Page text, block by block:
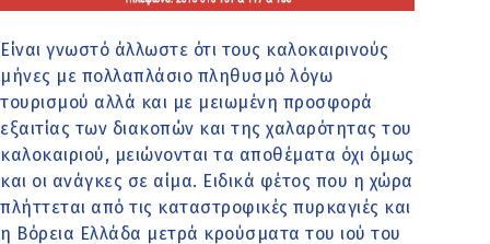
Είναι γνωστό άλλωστε ότι τους καλοκαιρινούς
μήνες με πολλαπλάσιο πληθυσμό λόγω
τουρισμού αλλά και με μειωμένη προσφορά
εξαιτίας των διακοπών και της χαλαρότητας του
καλοκαιριού, μειώνονται τα αποθέματα όχι όμως
και οι ανάγκες σε αίμα. Ειδικά φέτος που η χώρα
πλήττεται από τις καταστροφικές πυρκαγιές και
η Βόρεια Ελλάδα μετρά κρούσματα του ιού του